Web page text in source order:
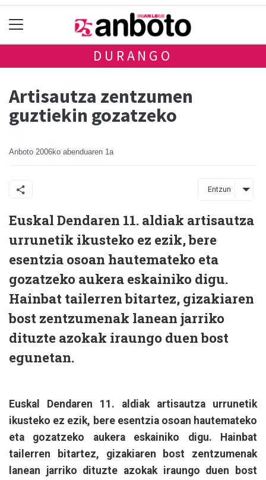
DURANGO
Artisautza zentzumen
guztiekin gozatzeko
Anboto 2006ko abenduaren 1a
Entzun
Euskal Dendaren 11. aldiak artisautza
urrunetik ikusteko ez ezik, bere
esentzia osoan hautemateko eta
gozatzeko aukera eskainiko digu.
Hainbat tailerren bitartez, gizakiaren
bost zentzumenak lanean jarriko
dituzte azokak iraungo duen bost
egunetan.
Euskal Dendaren 11. aldiak artisautza urrunetik
ikusteko ez ezik, bere esentzia osoan hautemateko
eta gozatzeko aukera eskainiko digu. Hainbat
tailerren bitartez, gizakiaren bost zentzumenak
lanean jarriko dituzte azokak iraungo duen bost